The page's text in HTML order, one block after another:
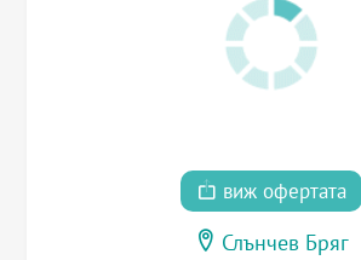
виж офертата
Слънчев Бряг